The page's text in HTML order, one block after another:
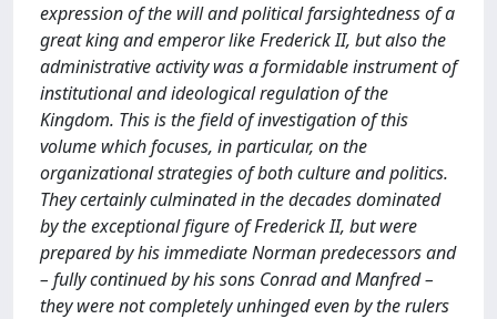
expression of the will and political farsightedness of a
great king and emperor like Frederick II, but also the
administrative activity was a formidable instrument of
institutional and ideological regulation of the
Kingdom. This is the field of investigation of this
volume which focuses, in particular, on the
organizational strategies of both culture and politics.
They certainly culminated in the decades dominated
by the exceptional figure of Frederick II, but were
prepared by his immediate Norman predecessors and
– fully continued by his sons Conrad and Manfred –
they were not completely unhinged even by the rulers